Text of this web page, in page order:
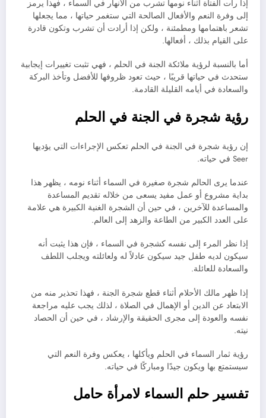
إذا رأت الفتاة أثناء نومها تشرب من الأنهار في السماء ، فهذا يرمز
إلى وفرة النعم والأفعال الصالحة التي ستغمر حياتها ، مما يجعلها
تشعر باهتمامها ومطمئنة ، ولكن إذا أرادت أن تشرب وتكون قادرة
على القيام بذلك ، أفعالها.
أما بالنسبة لرؤية ملائكة الجنة في الحلم ، فهي تثبت تغييرات إيجابية
ستحدث في حياتها قريبًا ، حيث تعود ظروفها للأفضل وتأخذ البركة
والسعادة في أيامه القليلة القادمة.
رؤية شجرة في الجنة في الحلم
إن رؤية شجرة في الجنة في الحلم تعكس الإجراءات التي يؤديها
Seer في حياته.
عندما يرى الحالم شجرة صغيرة في السماء أثناء نومه ، يظهر هذا
بداية مشروع أو عمل مفيد يسعى من خلاله تقديم المساعدة
والمساعدة للآخرين ، في حين أن الشجرة الغنية الكبيرة هي علامة
على العدد الكبير من الطاعة والزهد إلى العالم.
إذا نظر المرء إلى نفسه كشجرة في السماء ، فإن هذا يثبت أنه
سيكون لديه طفل جيد سيكون عادلاً له ولعائلته ويجلب اللطف
والسعادة للعائلة.
إذا ظهر مالك الأحلام أثناء قطع شجرة الجنة ، فهذا تحذير منه من
الابتعاد عن الدين أو الإهمال في الصلاة ، لذلك يجب عليه مراجعة
نفسه والعودة إلى مجرى الحقيقة والإرشاد ، في حين أن الحصاد
نيته.
رؤية ثمار السماء في الحلم ويأكلها ، يعكس وفرة النعم التي
سيستمتع بها ويكون جيدًا ومباركًا في حياته.
تفسير حلم السماء لامرأة حامل